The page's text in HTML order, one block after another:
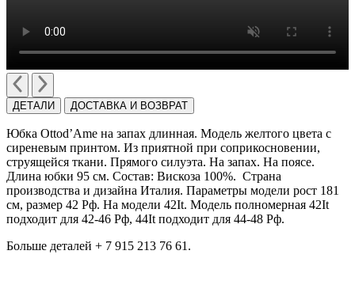
ДЕТАЛИ ДОСТАВКА И ВОЗВРАТ
Юбка Ottod’Ame на запах длинная. Модель желтого цвета с
сиреневым принтом. Из приятной при соприкосновении,
струящейся ткани. Прямого силуэта. На запах. На поясе.
Длина юбки 95 см. Состав: Вискоза 100%. Cтрана
производства и дизайна Италия. Параметры модели рост 181
см, размер 42 Рф. На модели 42It. Модель полномерная 42It
подходит для 42-46 Рф, 44It подходит для 44-48 Рф.
Больше деталей + 7 915 213 76 61.